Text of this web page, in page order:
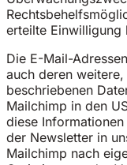
erteilte
Die E-Mail-
auch deren
beschriebenen
Mailchimp in den
diese
der Newsletter in
Mailchimp nach